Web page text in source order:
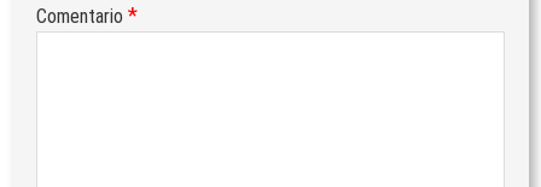
Comentario *